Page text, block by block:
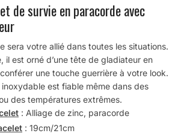
de survie en paracorde avec
sera votre allié dans toutes les situations.
il est orné d’une tête de gladiateur en
une touche guerrière à votre look.
est fiable même dans des
des températures extrêmes.
: Alliage de zinc, paracorde
: 19cm/21cm